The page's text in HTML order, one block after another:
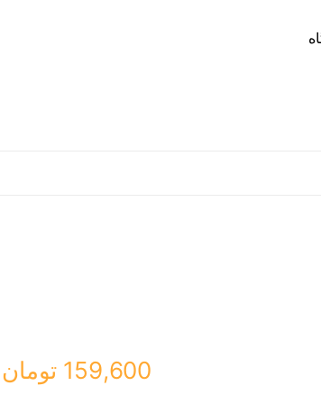
159,600 تومان